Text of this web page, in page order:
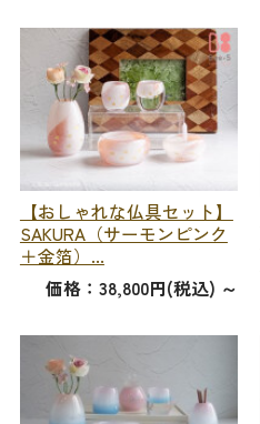
【おしゃれな仏具セット】
SAKURA（サーモンピンク
＋金箔）...
価格：38,800円(税込) ～